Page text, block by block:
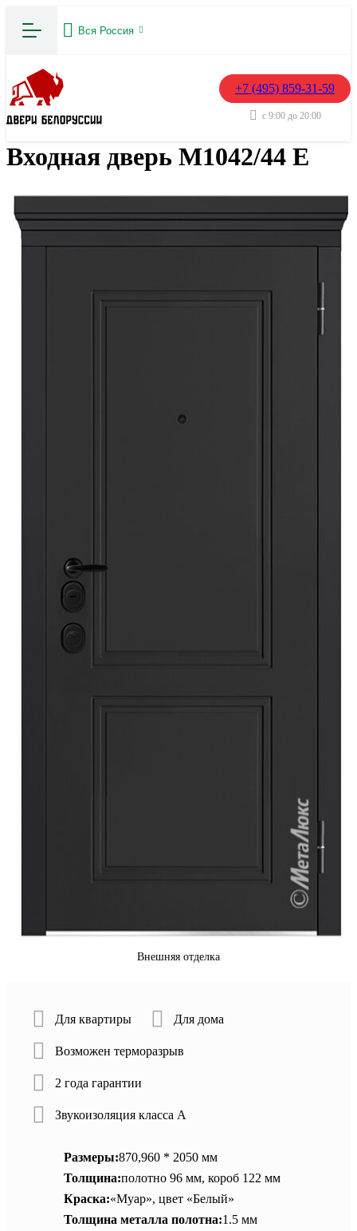
Вся Россия
+7 (495) 859-31-59
с 9:00 до 20:00
Входная дверь М1042/44 Е
Внешняя отделка
Для квартиры Для дома
Возможен терморазрыв
2 года гарантии
Звукоизоляция класса А
Размеры:870,960 * 2050 мм
Толщина:полотно 96 мм, короб 122 мм
Краска:«Муар», цвет «Белый»
Толщина металла полотна:1.5 мм